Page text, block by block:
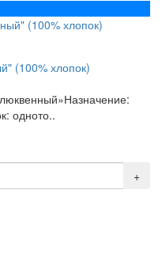
(100% хлопок)
одното..
+